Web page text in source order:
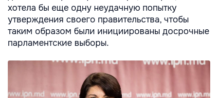
хотела бы еще одну неудачную попытку
утверждения своего правительства, чтобы
таким образом были инициированы досрочные
парламентские выборы.